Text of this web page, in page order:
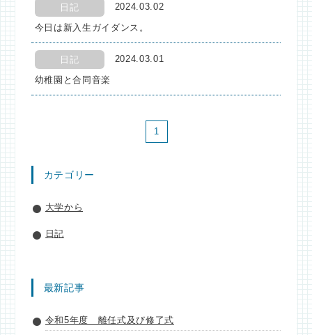
日記 2024.03.02
今日は新入生ガイダンス。
日記 2024.03.01
幼稚園と合同音楽
1
カテゴリー
大学から
日記
最新記事
令和5年度 離任式及び修了式